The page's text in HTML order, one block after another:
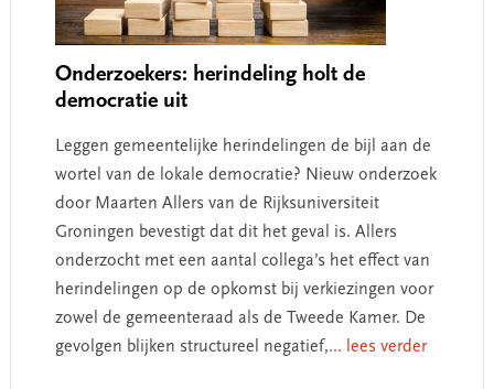
Onderzoekers: herindeling holt de
democratie uit
Leggen gemeentelijke herindelingen de bijl aan de
wortel van de lokale democratie? Nieuw onderzoek
door Maarten Allers van de Rijksuniversiteit
Groningen bevestigt dat dit het geval is. Allers
onderzocht met een aantal collega’s het effect van
herindelingen op de opkomst bij verkiezingen voor
zowel de gemeenteraad als de Tweede Kamer. De
gevolgen blijken structureel negatief,... lees verder